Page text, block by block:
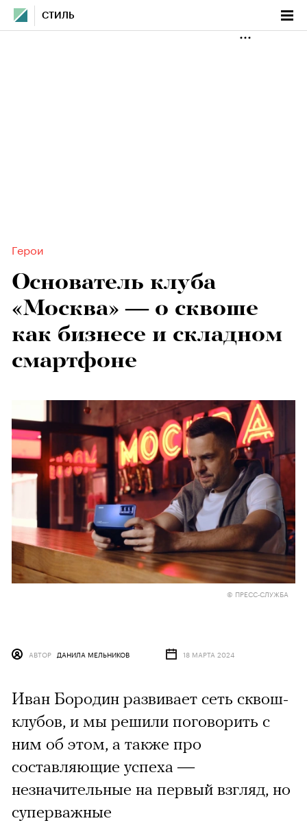
СТИЛЬ
Герои
Основатель клуба
«Москва» — о сквоше
как бизнесе и складном
смартфоне
© ПРЕСС-СЛУЖБА
АВТОР ДАНИЛА МЕЛЬНИКОВ 18 МАРТА 2024
Иван Бородин развивает сеть сквош-
клубов, и мы решили поговорить с
ним об этом, а также про
составляющие успеха —
незначительные на первый взгляд, но
суперважные